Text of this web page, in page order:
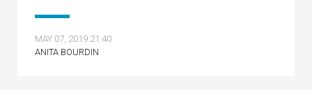
MAY 07, 2019 21:40
ANITA BOURDIN